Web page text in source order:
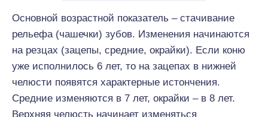
Основной возрастной показатель – стачивание
рельефа (чашечки) зубов. Изменения начинаются
на резцах (зацепы, средние, окрайки). Если коню
уже исполнилось 6 лет, то на зацепах в нижней
челюсти появятся характерные истончения.
Средние изменяются в 7 лет, окрайки – в 8 лет.
Верхняя челюсть начинает изменяться